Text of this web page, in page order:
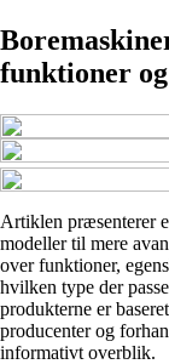
funktioner
Artiklen præsenterer
modeller til mere
over funktioner,
hvilken type der
produkterne er
producenter og
informativt overblik.